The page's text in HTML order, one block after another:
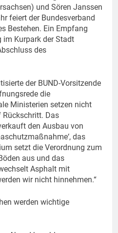
und Sören Janssen
feiert der Bundesverband
Bestehen. Ein Empfang
im Kurpark der Stadt
des
der BUND-Vorsitzende
die
Ministerien setzen nicht
Das
den Ausbau von
das
setzt die Verordnung zum
aus und das
Asphalt mit
wir nicht hinnehmen.“
werden wichtige